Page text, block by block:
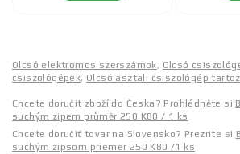
Olcsó elektromos szerszámok, Olcsó
csiszológépek, Olcsó asztali csiszológép
Chcete doručit zboží do Česka? Prohlédněte si
suchým zipem průměr 250 K80 / 1 ks
Chcete doručiť tovar na Slovensko? Prezrite si
suchým zipsom priemer 250 K80 /1 ks